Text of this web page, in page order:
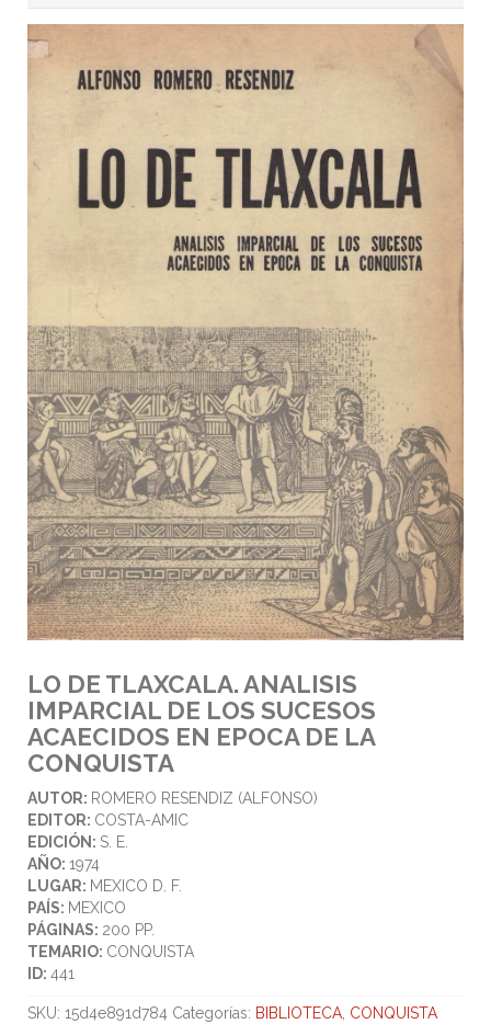
LO DE TLAXCALA. ANALISIS
IMPARCIAL DE LOS SUCESOS
ACAECIDOS EN EPOCA DE LA
CONQUISTA
AUTOR: ROMERO RESENDIZ (ALFONSO)
EDITOR: COSTA-AMIC
EDICIÓN: S. E.
AÑO: 1974
LUGAR: MEXICO D. F.
PAÍS: MEXICO
PÁGINAS: 200 PP.
TEMARIO: CONQUISTA
ID: 441
SKU: 15d4e891d784 Categorías: BIBLIOTECA, CONQUISTA